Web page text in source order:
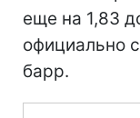
еще на 1,83
официально
барр.